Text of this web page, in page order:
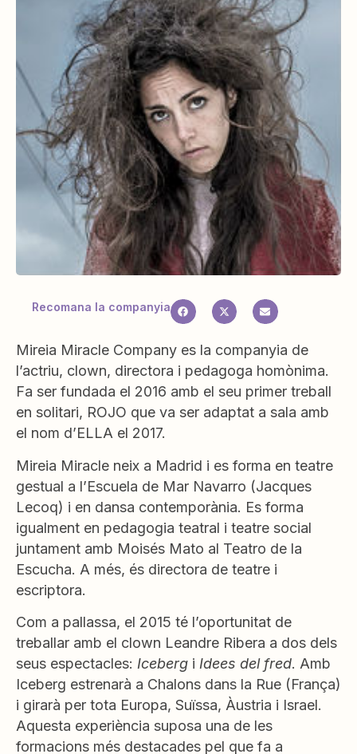
Recomana la companyia
Mireia Miracle Company es la companyia de
l’actriu, clown, directora i pedagoga homònima.
Fa ser fundada el 2016 amb el seu primer treball
en solitari, ROJO que va ser adaptat a sala amb
el nom d’ELLA el 2017.
Mireia Miracle neix a Madrid i es forma en teatre
gestual a l’Escuela de Mar Navarro (Jacques
Lecoq) i en dansa contemporània. Es forma
igualment en pedagogia teatral i teatre social
juntament amb Moisés Mato al Teatro de la
Escucha. A més, és directora de teatre i
escriptora.
Com a pallassa, el 2015 té l’oportunitat de
treballar amb el clown Leandre Ribera a dos dels
seus espectacles: Iceberg i Idees del fred. Amb
Iceberg estrenarà a Chalons dans la Rue (França)
i girarà per tota Europa, Suïssa, Àustria i Israel.
Aquesta experiència suposa una de les
formacions més destacades pel que fa a